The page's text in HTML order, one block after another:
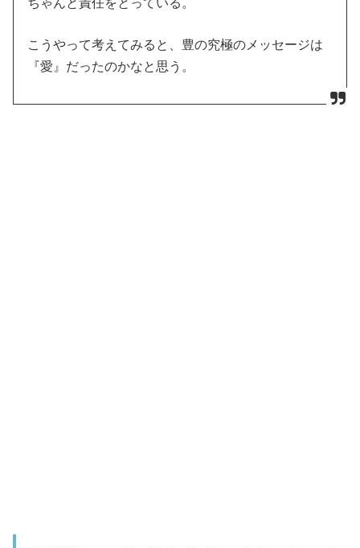
ちゃんと責任をとっている。
こうやって考えてみると、豊の究極のメッセージは
『愛』だったのかなと思う。